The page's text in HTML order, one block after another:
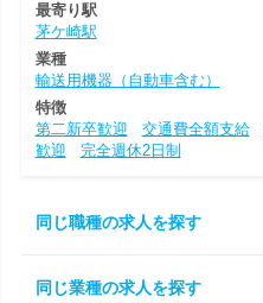
最寄り駅
茅ケ崎駅
業種
輸送用機器（自動車含む）
特徴
第二新卒歓迎
交通費全額支給
歓迎
完全週休2日制
同じ職種の求人を探す
同じ業種の求人を探す